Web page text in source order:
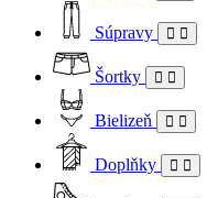
Súpravy
Šortky
Bielizeň
Doplňky